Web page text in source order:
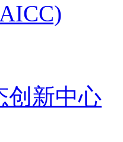
创新中心